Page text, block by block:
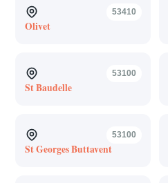
53410
Olivet
53100
St Baudelle
53100
St Georges Buttavent